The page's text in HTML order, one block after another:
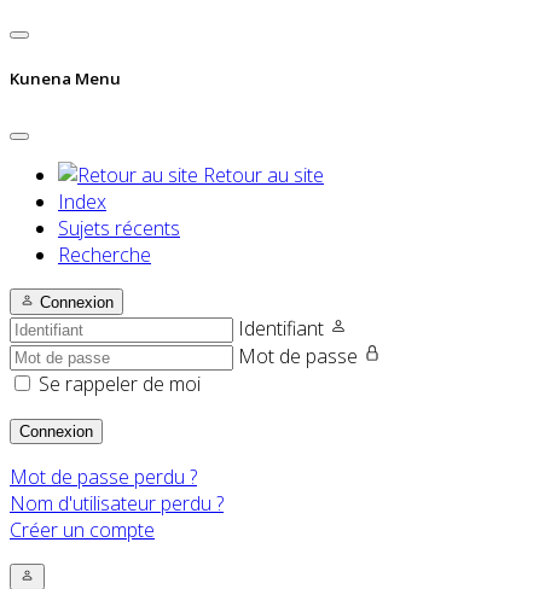
Kunena Menu
Retour au site
Index
Sujets récents
Recherche
Connexion
Identifiant
Mot de passe
Se rappeler de moi
Connexion
Mot de passe perdu ?
Nom d'utilisateur perdu ?
Créer un compte